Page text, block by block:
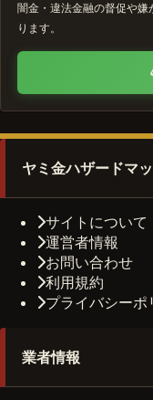
闇金・違法金融の督促や
ります。
ヤミ金ハザードマ
サイトについて
運営者情報
お問い合わせ
利用規約
プライバシーポ
業者情報